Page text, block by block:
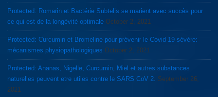
Protected: Romarin et Bactérie Subtelis se marient avec succès pour
ce qui est de la longévité optimale October 2, 2021
Protected: Curcumin et Bromeline pour prévenir le Covid 19 sévère:
mécanismes physiopathologiques October 2, 2021
Protected: Ananas, Nigelle, Curcumin, Miel et autres substances
naturelles peuvent etre utiles contre le SARS CoV 2. September 26,
2021